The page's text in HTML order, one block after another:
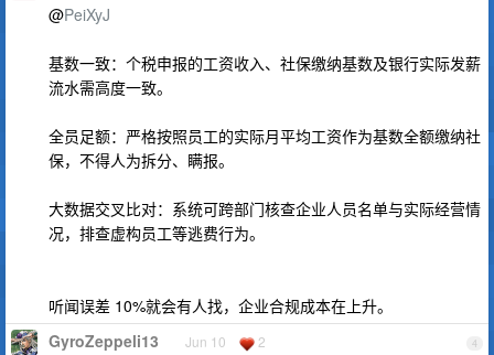
@PeiXyJ
基数一致：个税申报的工资收入、社保缴纳基数及银行实际发薪
流水需高度一致。
全员足额：严格按照员工的实际月平均工资作为基数全额缴纳社
保，不得人为拆分、瞒报。
大数据交叉比对：系统可跨部门核查企业人员名单与实际经营情
况，排查虚构员工等逃费行为。
听闻误差 10%就会有人找，企业合规成本在上升。
4
GyroZeppeli13 Jun 10 2